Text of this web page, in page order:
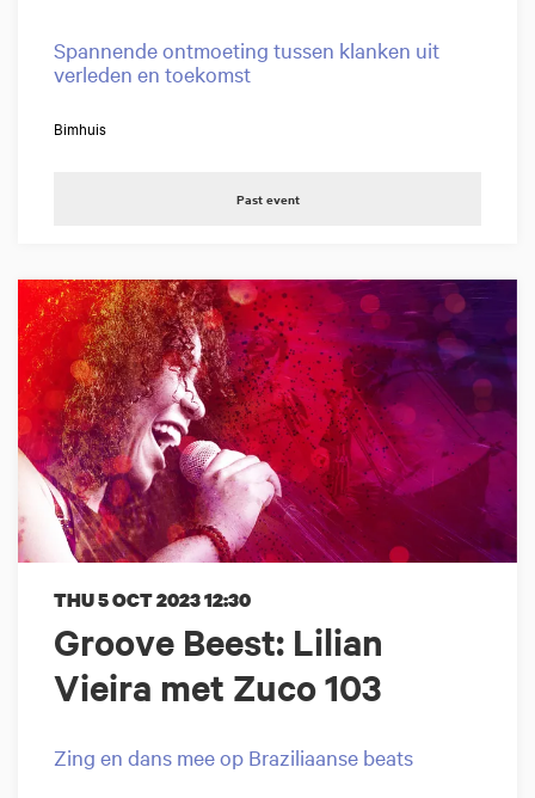
Spannende ontmoeting tussen klanken uit
verleden en toekomst
Bimhuis
Past event
Groove Beest: Lilian
Vieira met Zuco 103
THU 5 OCT 202312:30
Zing en dans mee op Braziliaanse beats